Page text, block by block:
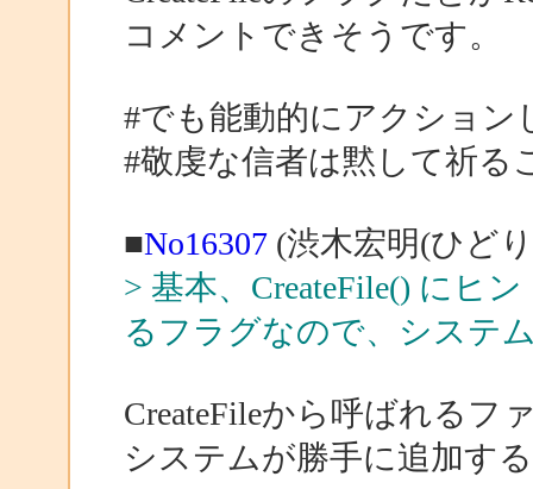
コメントできそうです。
#でも能動的にアクショ
#敬虔な信者は黙して祈る
■No16307(渋木宏明(ひど
> 基本、CreateFile() にヒ
るフラグなので、システ
CreateFileから呼ばれるフ
システムが勝手に追加す